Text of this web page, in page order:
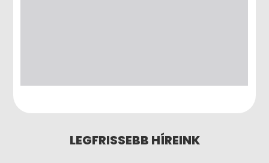
LEGFRISSEBB HÍREINK